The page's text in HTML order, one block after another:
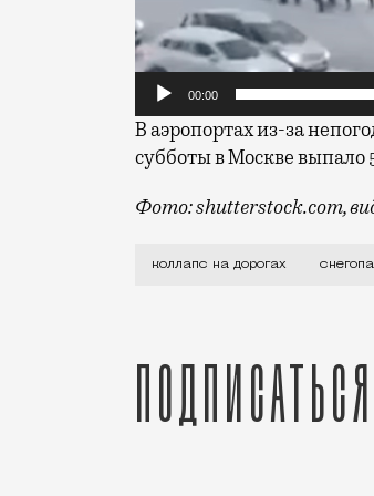
00:00
В аэропортах из-за
субботы в Москве
Фото: shutterstock.com,
Сегодня лучше на
коллапс на дорогах
Подписаться